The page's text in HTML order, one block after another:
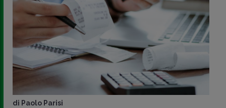
di Paolo Parisi